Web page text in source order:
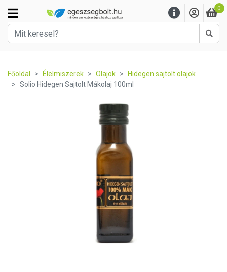
0
Főoldal Élelmiszerek Olajok
Hidegen sajtolt olajok
Solio Hidegen Sajtolt Mákolaj 100ml